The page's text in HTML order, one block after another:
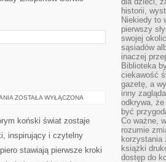
EQUI
ZOSTAŁA WYŁĄCZONA
koński świat zostaje
inspirujący i czytelny
stawiają pierwsze kroki
historii,
Niekiedy to
pierwszy
swojej
sąsiadów
inaczej
Biblioteka
ciekawość
gazetę, a
inny
odkrywa,
być
Co ważne,
rozumie
korzystania
książki
dostęp do